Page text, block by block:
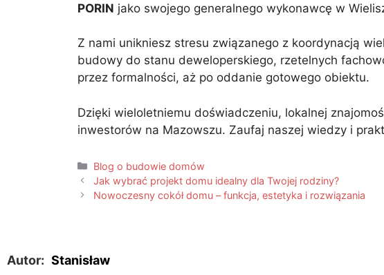
PORIN jako swojego generalnego wykonawcę w
Z nami unikniesz stresu związanego z koordynacją
budowy do stanu deweloperskiego, rzetelnych
przez formalności, aż po oddanie gotowego obiektu.
Dzięki wieloletniemu doświadczeniu, lokalnej
inwestorów na Mazowszu. Zaufaj naszej wiedzy i
Blog o budowie domów
Jak wybrać projekt domu idealny dla Twojej rodziny?
Nowoczesny cokół domu – funkcja, estetyka i rozwiązania
Autor: Stanisław